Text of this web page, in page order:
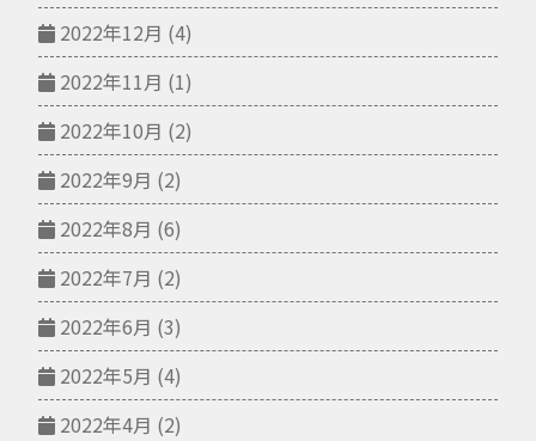
2022年12月 (4)
2022年11月 (1)
2022年10月 (2)
2022年9月 (2)
2022年8月 (6)
2022年7月 (2)
2022年6月 (3)
2022年5月 (4)
2022年4月 (2)